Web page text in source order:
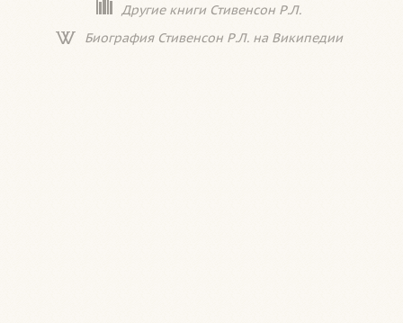
Другие книги Стивенсон Р.Л.
Биография Стивенсон Р.Л. на Википедии